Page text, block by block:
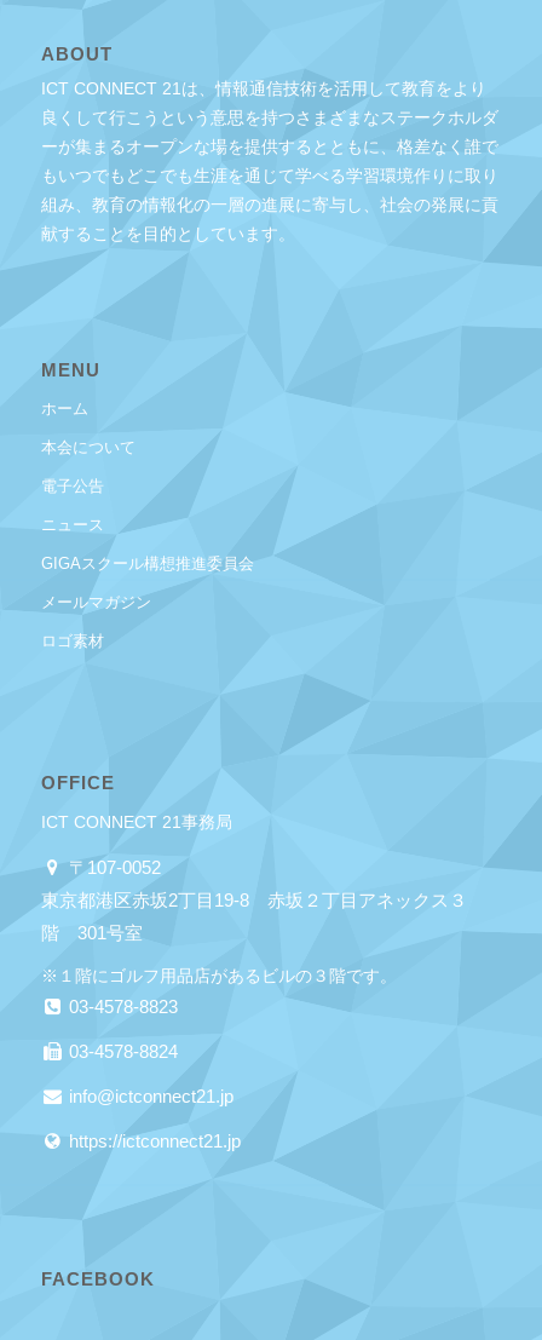
ABOUT
ICT CONNECT 21は、情報通信技術を活用して教育をより
良くして行こうという意思を持つさまざまなステークホルダ
ーが集まるオープンな場を提供するとともに、格差なく誰で
もいつでもどこでも生涯を通じて学べる学習環境作りに取り
組み、教育の情報化の一層の進展に寄与し、社会の発展に貢
献することを目的としています。
MENU
ホーム
本会について
電子公告
ニュース
GIGAスクール構想推進委員会
メールマガジン
ロゴ素材
OFFICE
ICT CONNECT 21事務局
〒107-0052
東京都港区赤坂2丁目19-8 赤坂２丁目アネックス３
階 301号室
※１階にゴルフ用品店があるビルの３階です。
03-4578-8823
03-4578-8824
info@ictconnect21.jp
https://ictconnect21.jp
FACEBOOK